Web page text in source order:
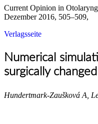
Current Opinion in
Dezember 2016, 505–509,
Verlagsseite
Numerical
surgically
Hundertmark-Zaušková A,